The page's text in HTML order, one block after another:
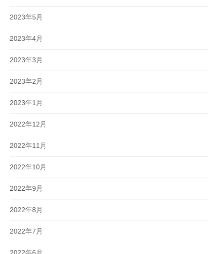
2023年5月
2023年4月
2023年3月
2023年2月
2023年1月
2022年12月
2022年11月
2022年10月
2022年9月
2022年8月
2022年7月